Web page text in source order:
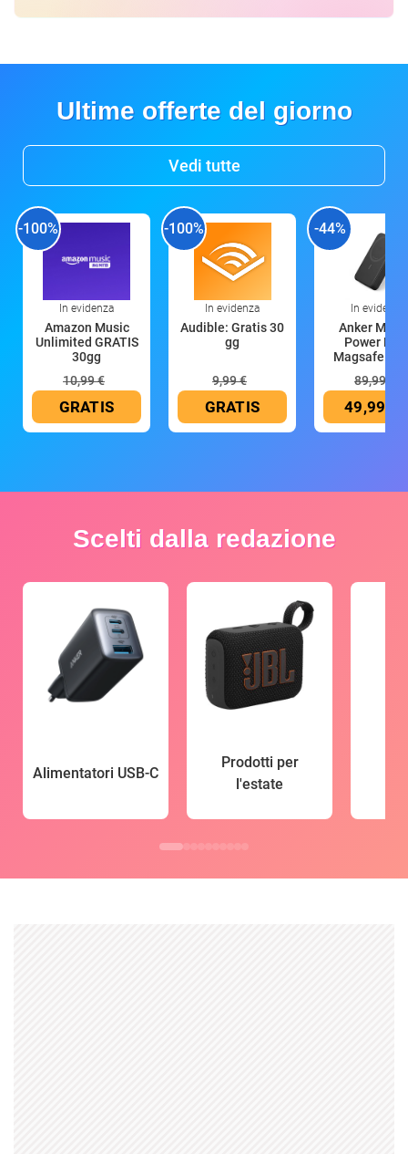
Ultime offerte del giorno
Vedi tutte
-100%
In evidenza
Amazon Music
Unlimited GRATIS
30gg
10,99 €
GRATIS
-100%
In evidenza
Audible: Gratis 30
gg
9,99 €
GRATIS
-44%
In evidenza
Anker
Power
Magsafe
89,99 €
49,99 €
Scelti dalla redazione
Alimentatori USB-C
Prodotti per
l'estate